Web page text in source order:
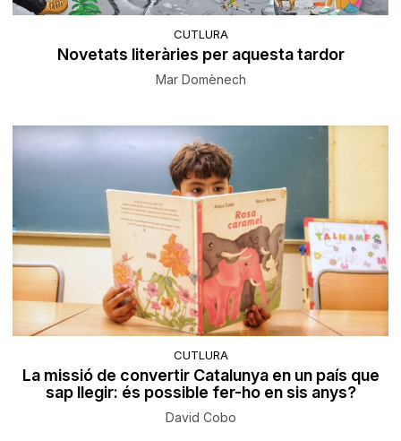
CUTLURA
Novetats literàries per aquesta tardor
Mar Domènech
CUTLURA
La missió de convertir Catalunya en un país que
sap llegir: és possible fer-ho en sis anys?
David Cobo